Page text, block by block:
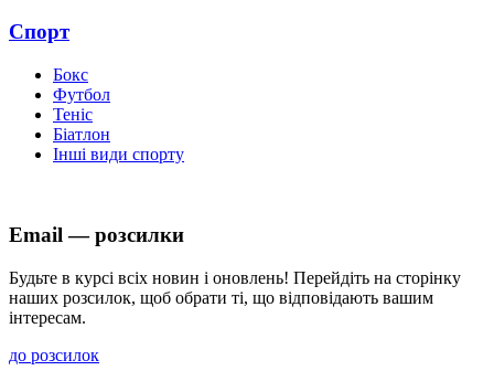
Спорт
Бокс
Футбол
Теніс
Біатлон
Інші види спорту
Email — розсилки
Будьте в курсі всіх новин і оновлень! Перейдіть на сторінку
наших розсилок, щоб обрати ті, що відповідають вашим
інтересам.
до розсилок